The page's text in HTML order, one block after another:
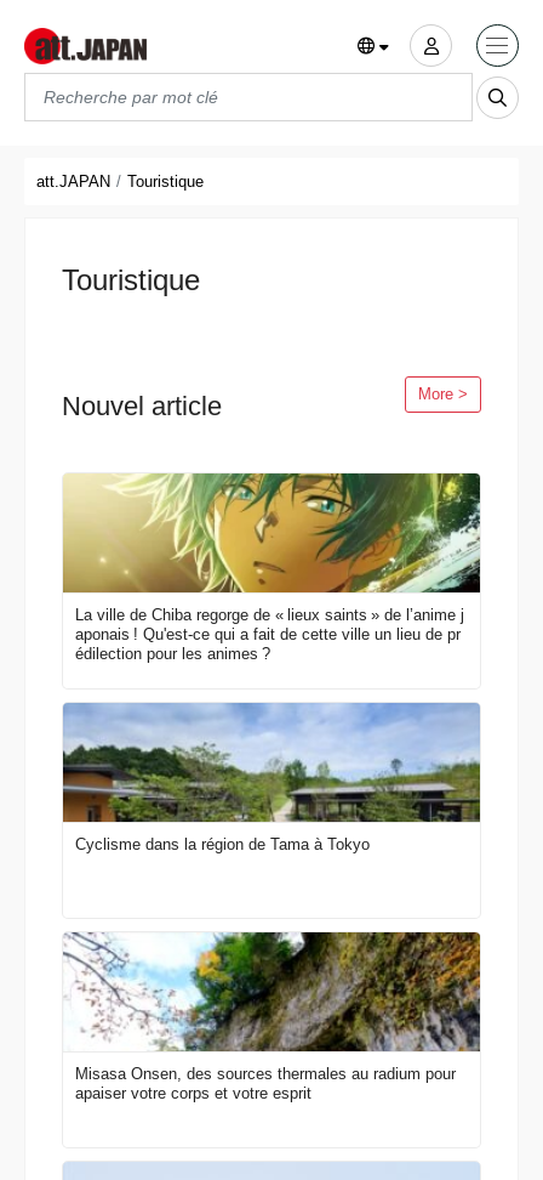
att.JAPAN Touristique
Touristique
Nouvel article More >
La ville de Chiba regorge de « lieux saints » de l’anime j
aponais ! Qu'est-ce qui a fait de cette ville un lieu de pr
édilection pour les animes ?
Cyclisme dans la région de Tama à Tokyo
Misasa Onsen, des sources thermales au radium pour
apaiser votre corps et votre esprit